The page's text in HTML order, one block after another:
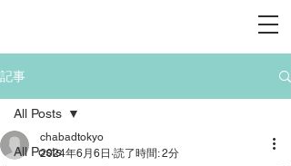
記事
All Posts
All Posts
chabadtokyo
2024年6月6日 読了時間: 2分